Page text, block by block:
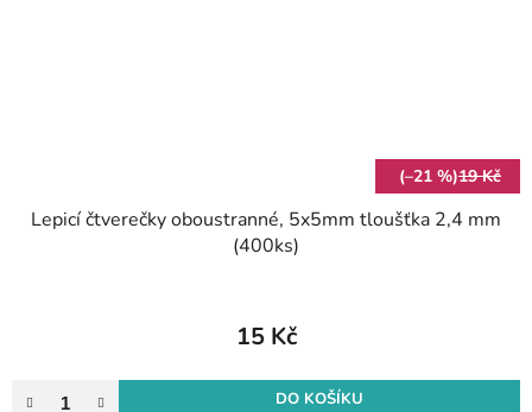
(–21 %)19 Kč
Lepicí čtverečky oboustranné, 5x5mm tloušťka 2,4 mm
(400ks)
15 Kč
DO KOŠÍKU